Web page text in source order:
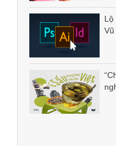
Vũ